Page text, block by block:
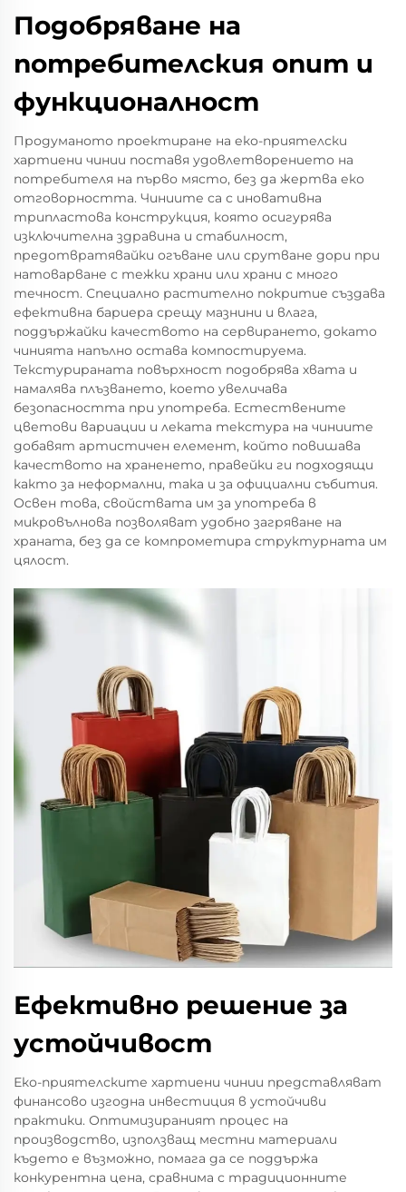
Подобряване на
потребителския опит и
функционалност
Продуманото проектиране на еко-приятелски
хартиени чинии поставя удовлетворението на
потребителя на първо място, без да жертва еко
отговорността. Чиниите са с иновативна
трипластова конструкция, която осигурява
изключителна здравина и стабилност,
предотвратявайки огъване или срутване дори при
натоварване с тежки храни или храни с много
течност. Специално растително покритие създава
ефективна бариера срещу мазнини и влага,
поддържайки качеството на сервирането, докато
чинията напълно остава компостируема.
Текстурираната повърхност подобрява хвата и
намалява плъзването, което увеличава
безопасността при употреба. Естествените
цветови вариации и леката текстура на чиниите
добавят артистичен елемент, който повишава
качеството на храненето, правейки ги подходящи
както за неформални, така и за официални събития.
Освен това, свойствата им за употреба в
микровълнова позволяват удобно загряване на
храната, без да се компрометира структурната им
цялост.
Ефективно решение за
устойчивост
Еко-приятелските хартиени чинии представляват
финансово изгодна инвестиция в устойчиви
практики. Оптимизираният процес на
производство, използващ местни материали
където е възможно, помага да се поддържа
конкурентна цена, сравнима с традиционните